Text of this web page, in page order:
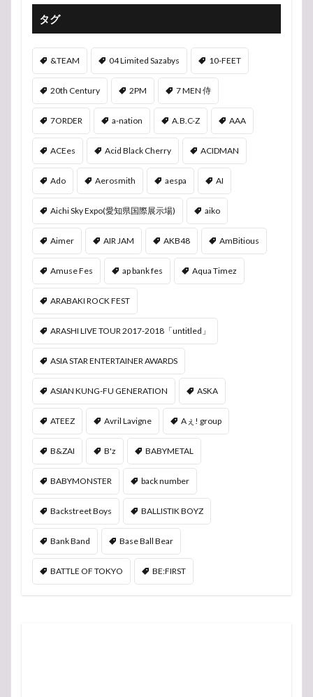
タグ
&TEAM 04 Limited Sazabys 10-FEET
20th Century 2PM 7 MEN 侍
7ORDER a-nation A.B.C-Z AAA
ACEes Acid Black Cherry ACIDMAN
Ado Aerosmith aespa AI
Aichi Sky Expo(愛知県国際展示場) aiko
Aimer AIR JAM AKB48 AmBitious
Amuse Fes ap bank fes Aqua Timez
ARABAKI ROCK FEST
ARASHI LIVE TOUR 2017-2018「untitled」
ASIA STAR ENTERTAINER AWARDS
ASIAN KUNG-FU GENERATION ASKA
ATEEZ Avril Lavigne Aぇ! group
B&ZAI B'z BABYMETAL
BABYMONSTER back number
Backstreet Boys BALLISTIK BOYZ
Bank Band Base Ball Bear
BATTLE OF TOKYO BE:FIRST